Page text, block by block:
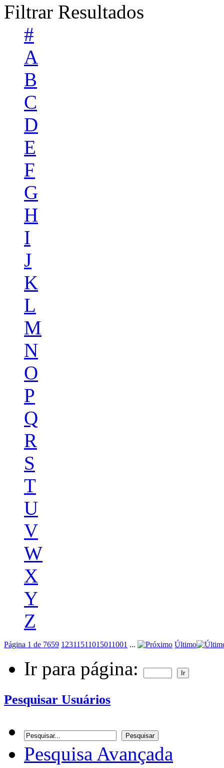
Filtrar Resultados
#
A
B
C
D
E
F
G
H
I
J
K
L
M
N
O
P
Q
R
S
T
U
V
W
X
Y
Z
Página 1 de 7659 1 2311 51101 5011001 ... Último
Ir para página:
Pesquisar Usuários
Pesquisa Avançada